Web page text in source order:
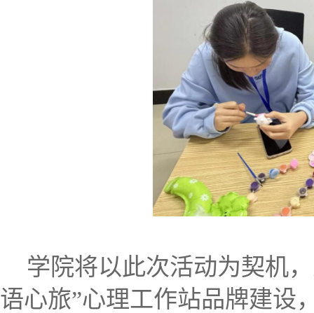
学院将以此次活动为契机
语心旅”心理工作站品牌建设